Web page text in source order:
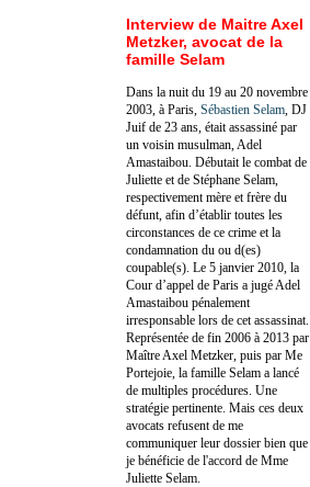
Interview de Maitre Axel
Metzker, avocat de la
famille Selam
Dans la nuit du 19 au 20 novembre
2003, à Paris, Sébastien Selam , DJ
Juif de 23 ans, était assassiné par
un voisin musulman, Adel
Amastaibou. Débutait le combat de
Juliette et de Stéphane Selam,
respectivement mère et frère du
défunt, afin d’établir toutes les
circonstances de ce crime et la
condamnation du ou d(es)
coupable(s). Le 5 janvier 2010, la
Cour d’appel de Paris a jugé Adel
Amastaibou pénalement
irresponsable lors de cet assassinat.
Représentée de fin 2006 à 2013 par
Maître Axel Metzker, puis par Me
Portejoie, la famille Selam a lancé
de multiples procédures. Une
stratégie pertinente. Mais ces deux
avocats refusent de me
communiquer leur dossier bien que
je bénéficie de l'accord de Mme
Juliette Selam.